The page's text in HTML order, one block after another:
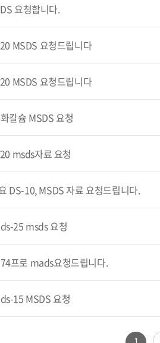
요청합니다.
MSDS 요청드립니다
MSDS 요청드립니다
칼슘 MSDS 요청
msds자료 요청
DS-10, MSDS 자료 요청드립니다.
25 msds 요청
프로 mads요청드립니다.
15 MSDS 요청